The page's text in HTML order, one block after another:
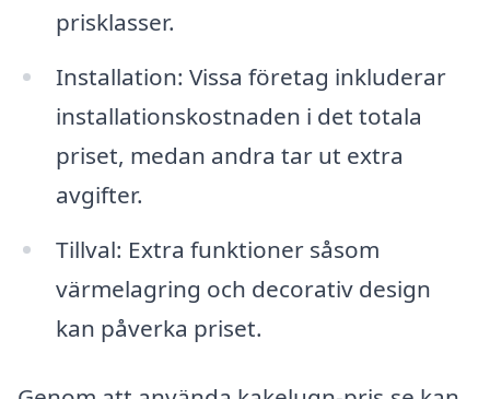
prisklasser.
Installation: Vissa företag inkluderar
installationskostnaden i det totala
priset, medan andra tar ut extra
avgifter.
Tillval: Extra funktioner såsom
värmelagring och decorativ design
kan påverka priset.